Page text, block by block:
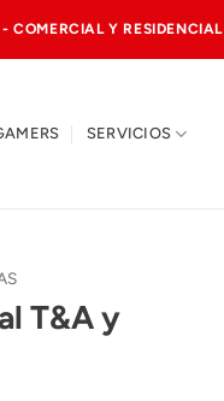
COMERCIAL Y RESIDENCIAL
SERVICIOS
T&A y